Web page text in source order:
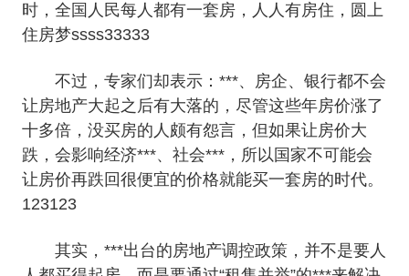
时，全国人民每人都有一套房，人人有房住，圆上
住房梦ssss33333
不过，专家们却表示：***、房企、银行都不会
让房地产大起之后有大落的，尽管这些年房价涨了
十多倍，没买房的人颇有怨言，但如果让房价大
跌，会影响经济***、社会***，所以国家不可能会
让房价再跌回很便宜的价格就能买一套房的时代。
123123
其实，***出台的房地产调控政策，并不是要人